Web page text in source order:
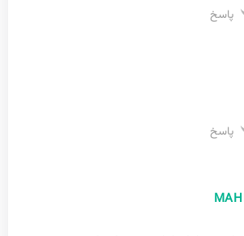
پاسخ
پاسخ